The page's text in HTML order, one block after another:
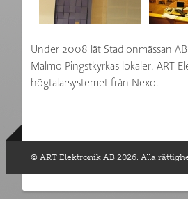
Under 2008 lät Stadionmässan
Malmö Pingstkyrkas lokaler. ART
högtalarsystemet från Nexo.
© ART Elektronik AB 2026. Alla